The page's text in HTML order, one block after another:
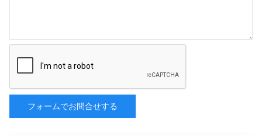
フォームでお問合せする